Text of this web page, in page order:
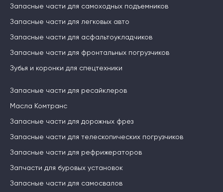
Запасные части для самоходных подъемников
Запасные части для легковых авто
Запасные части для асфальтоукладчиков
Запасные части для фронтальных погрузчиков
Зубья и коронки для спецтехники
Запасные части для ресайклеров
Масла Комтранс
Запасные части для дорожных фрез
Запасные части для телескопических погрузчиков
Запасные части для рефрижераторов
Запчасти для буровых установок
Запасные части для самосвалов